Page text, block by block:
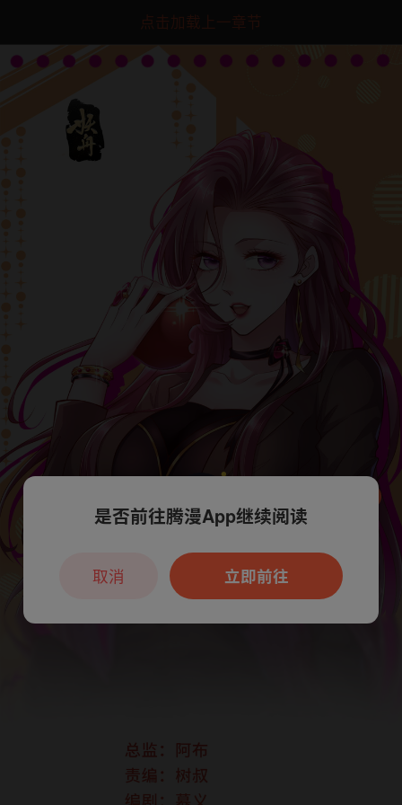
点击加载上一章节
本章节仅支持App阅读，可打开App新用
户7天免费看
是否前往腾漫App继续阅读
立即前往
取消